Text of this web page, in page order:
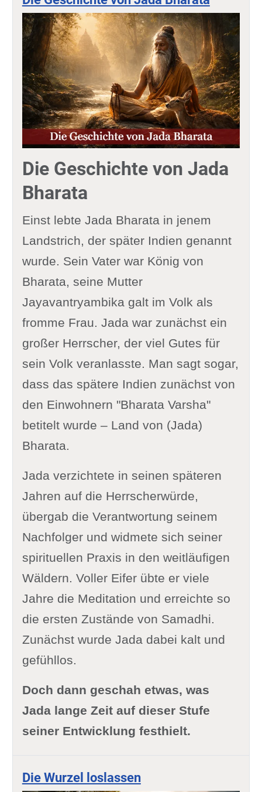
Die Geschichte von Jada
Bharata
Einst lebte Jada Bharata in jenem
Landstrich, der später Indien genannt
wurde. Sein Vater war König von
Bharata, seine Mutter
Jayavantryambika galt im Volk als
fromme Frau. Jada war zunächst ein
großer Herrscher, der viel Gutes für
sein Volk veranlasste. Man sagt sogar,
dass das spätere Indien zunächst von
den Einwohnern "Bharata Varsha"
betitelt wurde – Land von (Jada)
Bharata.
Jada verzichtete in seinen späteren
Jahren auf die Herrscherwürde,
übergab die Verantwortung seinem
Nachfolger und widmete sich seiner
spirituellen Praxis in den weitläufigen
Wäldern. Voller Eifer übte er viele
Jahre die Meditation und erreichte so
die ersten Zustände von Samadhi.
Zunächst wurde Jada dabei kalt und
gefühllos.
Doch dann geschah etwas, was
Jada lange Zeit auf dieser Stufe
seiner Entwicklung festhielt.
Die Wurzel loslassen